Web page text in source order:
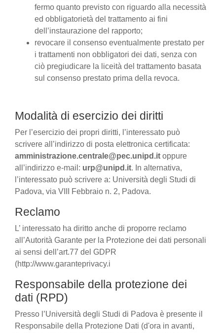
fermo quanto previsto con riguardo alla necessità
ed obbligatorietà del trattamento ai fini
dell’instaurazione del rapporto;
revocare il consenso eventualmente prestato per
i trattamenti non obbligatori dei dati, senza con
ciò pregiudicare la liceità del trattamento basata
sul consenso prestato prima della revoca.
Modalità di esercizio dei diritti
Per l’esercizio dei propri diritti, l’interessato può
scrivere all’indirizzo di posta elettronica certificata:
amministrazione.centrale@pec.unipd.it oppure
all’indirizzo e-mail: urp@unipd.it. In alternativa,
l’interessato può scrivere a: Università degli Studi di
Padova, via VIII Febbraio n. 2, Padova.
Reclamo
L’ interessato ha diritto anche di proporre reclamo
all’Autorità Garante per la Protezione dei dati personali
ai sensi dell’art.77 del GDPR
(http://www.garanteprivacy.i
Responsabile della protezione dei
dati (RPD)
Presso l’Università degli Studi di Padova è presente il
Responsabile della Protezione Dati (d'ora in avanti,